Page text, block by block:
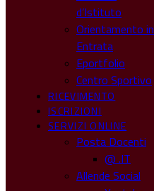
d’Istituto
Orientamento in
Entrata
Eportfolio
Centro Sportivo
RICEVIMENTO
ISCRIZIONI
SERVIZI ONLINE
Posta Docenti
@ .IT
Allende Social